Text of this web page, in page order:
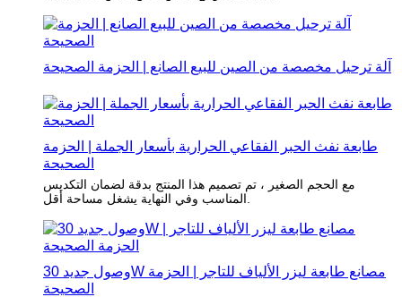
آلة ترحيل مخصصة من الصين للبيع الصانع | الحزمة الصحيحة
طابعة نفث الحبر الفقاعي الحرارية بأسعار الجملة | الحزمة
الصحيحة
مع الحجم الصغير ، تم تصميم هذا المنتج بدقة لضمان التكديس
وصول جديد 30W مصانع طابعة ليزر الألياف للتاجر | الحزمة
الصحيحة